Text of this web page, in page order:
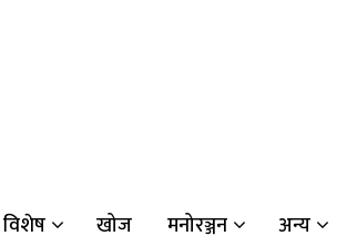
विशेष खोज मनोरञ्जन अन्य